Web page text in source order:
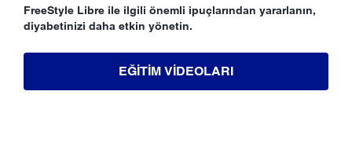
FreeStyle Libre ile ilgili önemli ipuçlarından yararlanın,
diyabetinizi daha etkin yönetin.
EĞITIM VIDEOLARI